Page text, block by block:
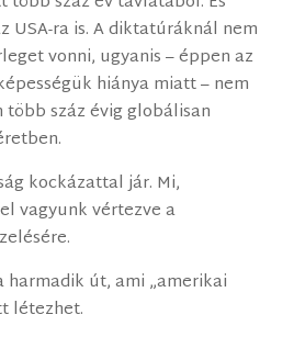
USA-ra is. A diktatúráknál nem
vonni, ugyanis – éppen az
hiánya miatt – nem
több száz évig globálisan
kockázattal jár. Mi,
vagyunk vértezve a
harmadik út, ami „amerikai
létezhet.